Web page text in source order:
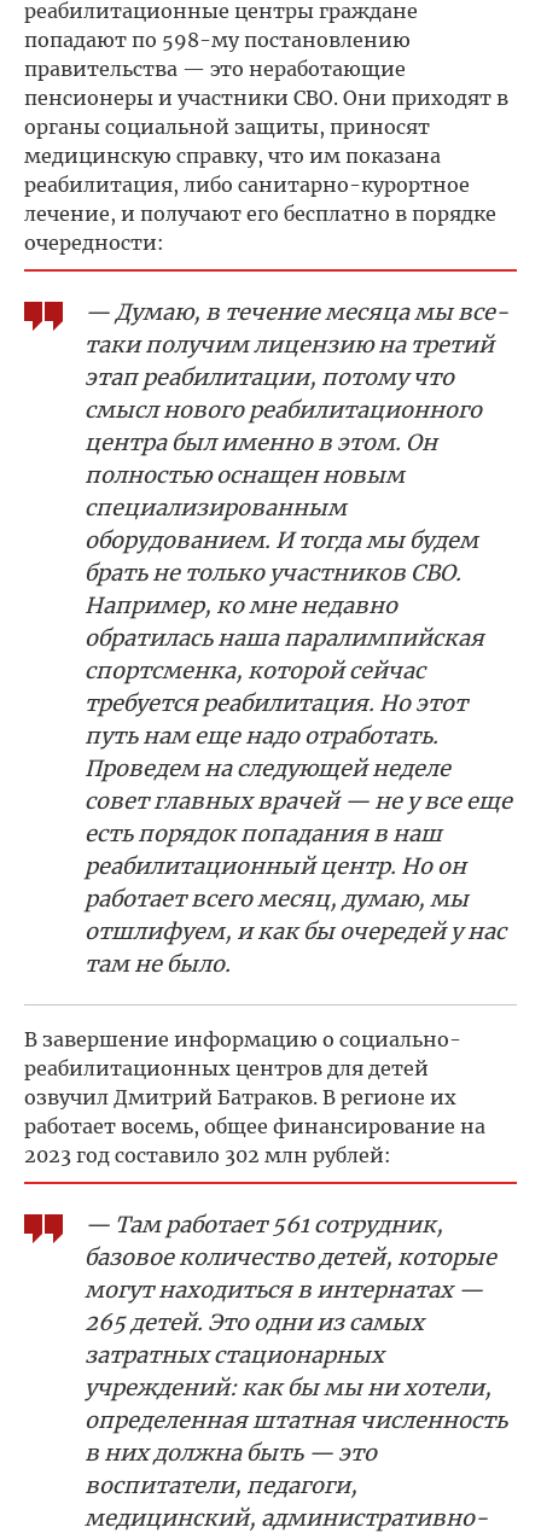
реабилитационные центры граждане
попадают по 598-му постановлению
правительства — это неработающие
пенсионеры и участники СВО. Они приходят в
органы социальной защиты, приносят
медицинскую справку, что им показана
реабилитация, либо санитарно-курортное
лечение, и получают его бесплатно в порядке
очередности:
— Думаю, в течение месяца мы все-
таки получим лицензию на третий
этап реабилитации, потому что
смысл нового реабилитационного
центра был именно в этом. Он
полностью оснащен новым
специализированным
оборудованием. И тогда мы будем
брать не только участников СВО.
Например, ко мне недавно
обратилась наша паралимпийская
спортсменка, которой сейчас
требуется реабилитация. Но этот
путь нам еще надо отработать.
Проведем на следующей неделе
совет главных врачей — не у все еще
есть порядок попадания в наш
реабилитационный центр. Но он
работает всего месяц, думаю, мы
отшлифуем, и как бы очередей у нас
там не было.
В завершение информацию о социально-
реабилитационных центров для детей
озвучил Дмитрий Батраков. В регионе их
работает восемь, общее финансирование на
2023 год составило 302 млн рублей:
— Там работает 561 сотрудник,
базовое количество детей, которые
могут находиться в интернатах —
265 детей. Это одни из самых
затратных стационарных
учреждений: как бы мы ни хотели,
определенная штатная численность
в них должна быть — это
воспитатели, педагоги,
медицинский, административно-